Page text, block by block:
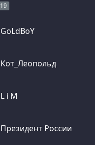
19
GoLdBoY
Кот_Леопольд
L i M
Президент России